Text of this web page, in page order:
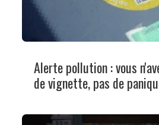
Alerte pollution : vous
de vignette, pas de